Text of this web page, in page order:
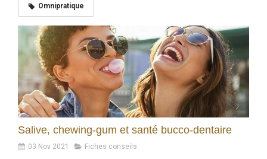
Omnipratique
Salive, chewing-gum et santé bucco-dentaire
03 Nov 2021 Fiches conseils